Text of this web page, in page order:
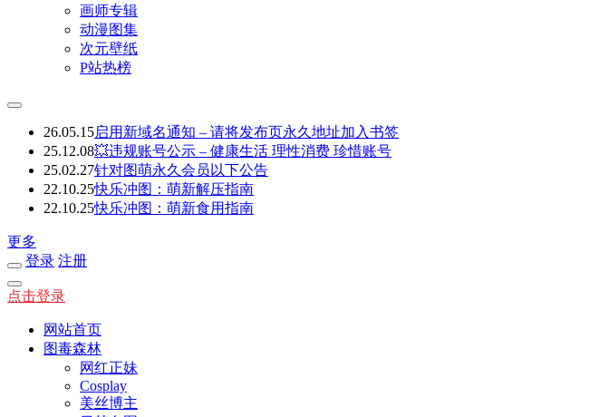
画师专辑
动漫图集
次元壁纸
P站热榜
26.05.15启用新域名通知 – 请将发布页永久地址加入书签
25.12.08💥违规账号公示 – 健康生活 理性消费 珍惜账号
25.02.27针对图萌永久会员以下公告
22.10.25快乐冲图：萌新解压指南
22.10.25快乐冲图：萌新食用指南
更多
登录 注册
点击登录
网站首页
图毒森林
网红正妹
Cosplay
美丝博主